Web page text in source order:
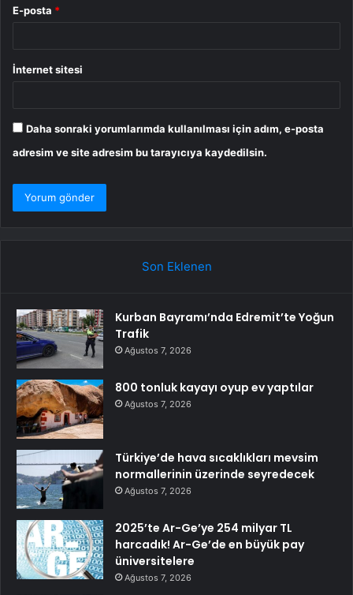
E-posta *
İnternet sitesi
Daha sonraki yorumlarımda kullanılması için adım, e-posta
adresim ve site adresim bu tarayıcıya kaydedilsin.
Son Eklenen
Kurban Bayramı’nda Edremit’te Yoğun
Trafik
Ağustos 7, 2026
800 tonluk kayayı oyup ev yaptılar
Ağustos 7, 2026
Türkiye’de hava sıcaklıkları mevsim
normallerinin üzerinde seyredecek
Ağustos 7, 2026
2025’te Ar-Ge’ye 254 milyar TL
harcadık! Ar-Ge’de en büyük pay
üniversitelere
Ağustos 7, 2026